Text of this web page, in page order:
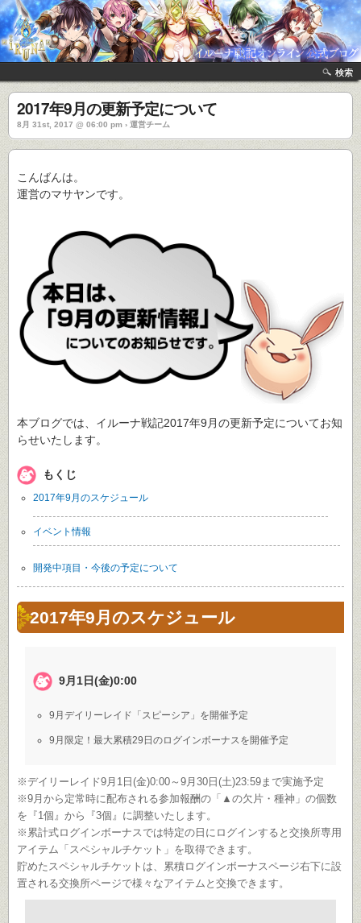
検索
2017年9月の更新予定について
8月 31st, 2017 @ 06:00 pm › 運営チーム
こんばんは。
運営のマサヤンです。
本ブログでは、イルーナ戦記2017年9月の更新予定についてお知
らせいたします。
もくじ
2017年9月のスケジュール
イベント情報
開発中項目・今後の予定について
2017年9月のスケジュール
9月1日(金)0:00
9月デイリーレイド「スピーシア」を開催予定
9月限定！最大累積29日のログインボーナスを開催予定
※デイリーレイド9月1日(金)0:00～9月30日(土)23:59まで実施予定
※9月から定常時に配布される参加報酬の「▲の欠片・種神」の個数
を『1個』から『3個』に調整いたします。
※累計式ログインボーナスでは特定の日にログインすると交換所専用
アイテム「スペシャルチケット」を取得できます。
貯めたスペシャルチケットは、累積ログインボーナスページ右下に設
置される交換所ページで様々なアイテムと交換できます。